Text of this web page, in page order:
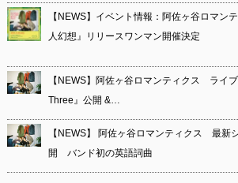
【NEWS】イベント情報：阿佐ヶ谷ロマ
人幻想』リリースワンマン開催決定
【NEWS】阿佐ヶ谷ロマンティクス ライ
Three』公開 &…
【NEWS】 阿佐ヶ谷ロマンティクス 最新
開 バンド初の英語詞曲